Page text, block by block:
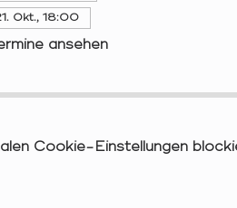
Okt., 18:00
ansehen
Cookie-Einstellungen